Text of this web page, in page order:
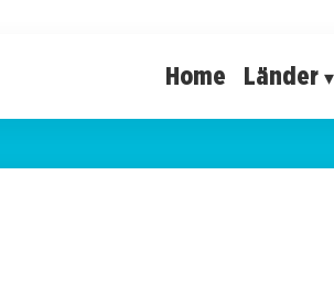
Home Länder